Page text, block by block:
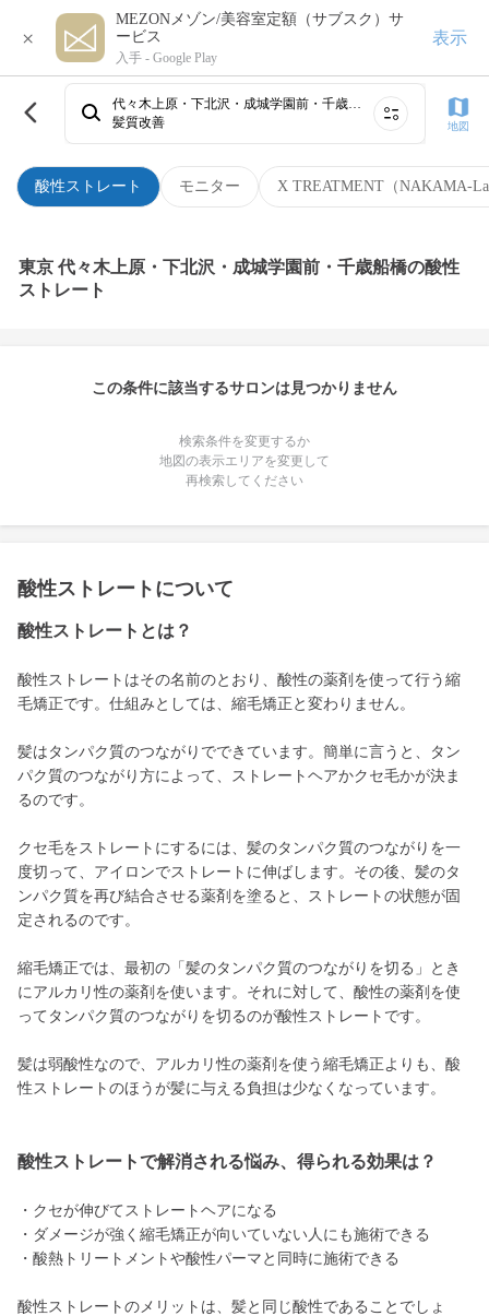
×
MEZONメゾン/美容室定額（サブスク）サ
ービス
入手 - Google Play
表示
酸性ストレート モニター X TREATMENT（NAKAMA-
代々木上原・下北沢・成城学園前・千歳船橋
髪質改善
地図
東京 代々木上原・下北沢・成城学園前・千歳船橋の酸性
ストレート
この条件に該当するサロンは見つかりません
検索条件を変更するか
地図の表示エリアを変更して
再検索してください
酸性ストレートについて
酸性ストレートとは？
酸性ストレートはその名前のとおり、酸性の薬剤を使って行う縮
毛矯正です。仕組みとしては、縮毛矯正と変わりません。
髪はタンパク質のつながりでできています。簡単に言うと、タン
パク質のつながり方によって、ストレートヘアかクセ毛かが決ま
るのです。
クセ毛をストレートにするには、髪のタンパク質のつながりを一
度切って、アイロンでストレートに伸ばします。その後、髪のタ
ンパク質を再び結合させる薬剤を塗ると、ストレートの状態が固
定されるのです。
縮毛矯正では、最初の「髪のタンパク質のつながりを切る」とき
にアルカリ性の薬剤を使います。それに対して、酸性の薬剤を使
ってタンパク質のつながりを切るのが酸性ストレートです。
髪は弱酸性なので、アルカリ性の薬剤を使う縮毛矯正よりも、酸
性ストレートのほうが髪に与える負担は少なくなっています。
酸性ストレートで解消される悩み、得られる効果は？
・クセが伸びてストレートヘアになる
・ダメージが強く縮毛矯正が向いていない人にも施術できる
・酸熱トリートメントや酸性パーマと同時に施術できる
酸性ストレートのメリットは、髪と同じ酸性であることでしょ